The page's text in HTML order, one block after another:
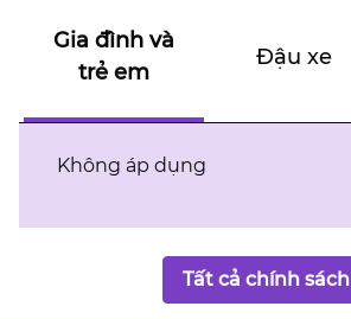
Gia đình và
trẻ em
Đậu xe
Không áp dụng
Tất cả chính sách